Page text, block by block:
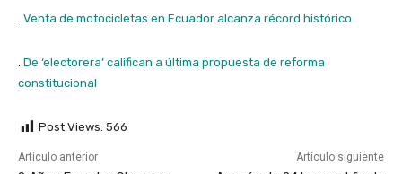
Venta de motocicletas en Ecuador alcanza récord histórico
De ‘electorera’ califican a última propuesta de reforma
constitucional
Post Views: 566
Artículo anterior Artículo siguiente